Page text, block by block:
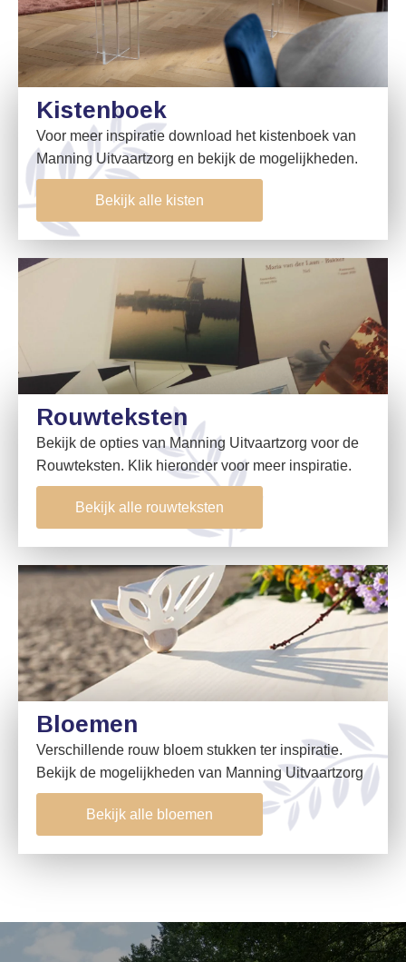
Kistenboek
Voor meer inspiratie download het kistenboek van
Manning Uitvaartzorg en bekijk de mogelijkheden.
Bekijk alle kisten
Rouwteksten
Bekijk de opties van Manning Uitvaartzorg voor de
Rouwteksten. Klik hieronder voor meer inspiratie.
Bekijk alle rouwteksten
Bloemen
Verschillende rouw bloem stukken ter inspiratie.
Bekijk de mogelijkheden van Manning Uitvaartzorg
Bekijk alle bloemen